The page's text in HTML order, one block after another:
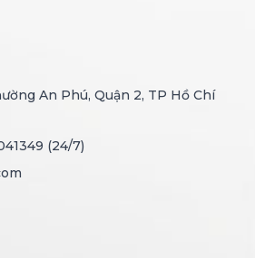
An Phú, Quận 2, TP Hồ Chí
(24/7)